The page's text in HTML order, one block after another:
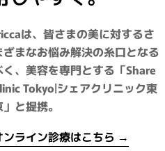
は、皆さまの美に対するさ
ざまなお悩み解決の糸口となる
く、美容を専門とする「Share
Tokyo|シェアクリニック東
と提携。
ンライン診療はこちら →